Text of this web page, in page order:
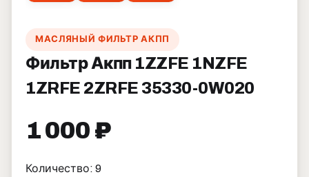
МАСЛЯНЫЙ ФИЛЬТР АКПП
Фильтр Акпп 1ZZFE 1NZFE
1ZRFE 2ZRFE 35330-0W020
1 000 ₽
Количество: 9